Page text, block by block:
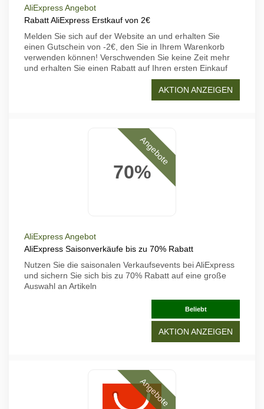
AliExpress Angebot
Rabatt AliExpress Erstkauf von 2€
Melden Sie sich auf der Website an und erhalten Sie
einen Gutschein von -2€, den Sie in Ihrem Warenkorb
verwenden können! Verschwenden Sie keine Zeit mehr
und erhalten Sie einen Rabatt auf Ihren ersten Einkauf
AKTION ANZEIGEN
70%
Angebote
AliExpress Angebot
AliExpress Saisonverkäufe bis zu 70% Rabatt
Nutzen Sie die saisonalen Verkaufsevents bei AliExpress
und sichern Sie sich bis zu 70% Rabatt auf eine große
Auswahl an Artikeln
Beliebt
AKTION ANZEIGEN
Angebote